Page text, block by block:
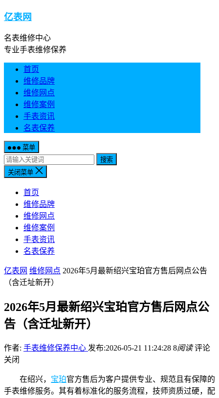
亿表网
名表维修中心
专业手表维修保养
首页
维修品牌
维修网点
维修案例
手表资讯
名表保养
菜单
搜索
关闭菜单
首页
维修品牌
维修网点
维修案例
手表资讯
名表保养
亿表网 维修网点 2026年5月最新绍兴宝珀官方售后网点公告
（含迁址新开）
2026年5月最新绍兴宝珀官方售后网点公
告（含迁址新开）
作者: 手表维修保养中心 发布:2026-05-21 11:24:28 8阅读 评论
关闭
在绍兴， 宝珀官方售后为客户提供专业、规范且有保障的
手表维修服务。其有着标准化的服务流程，技师资质过硬，配